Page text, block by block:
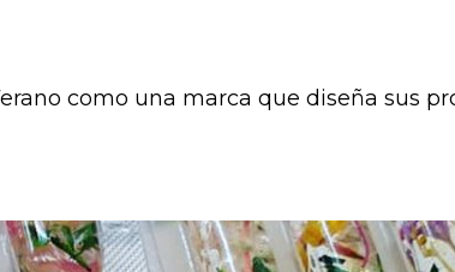
como una marca que diseña sus